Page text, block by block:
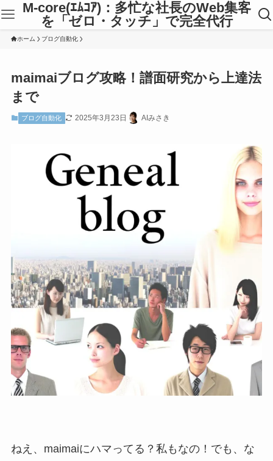
M-core(ｴﾑｺｱ)：多忙な社長のWeb集客
を「ゼロ・タッチ」で完全代行
ホーム ブログ自動化
maimaiブログ攻略！譜面研究から上達法
まで
ブログ自動化 2025年3月23日 AIみさき
ねえ、maimaiにハマってる？私もなの！でも、な